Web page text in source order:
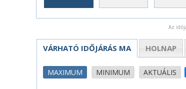
Az
VÁRHATÓ IDŐJÁRÁS MA HOLNAP
MAXIMUM MINIMUM AKTUÁLIS